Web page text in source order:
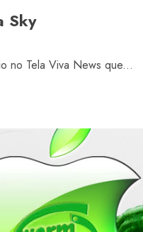
Sky
no Tela Viva News que...